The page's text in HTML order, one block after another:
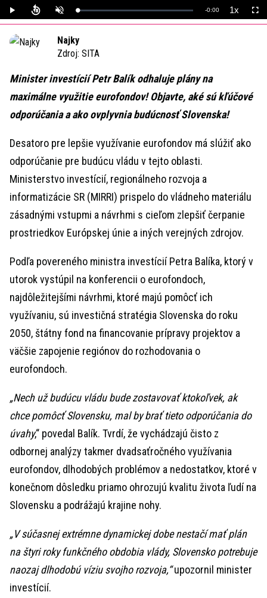
Play UnmuteLoaded:
0%
Remaining
-0:00 1xPlayback
Rate
Najky
Zdroj: SITA
Minister investícií Petr Balík odhaluje plány na
maximálne využitie eurofondov! Objavte, aké sú kľúčové
odporúčania a ako ovplyvnia budúcnosť Slovenska!
Desatoro pre lepšie využívanie eurofondov má slúžiť ako
odporúčanie pre budúcu vládu v tejto oblasti.
Ministerstvo investícií, regionálneho rozvoja a
informatizácie SR (MIRRI) prispelo do vládneho materiálu
zásadnými vstupmi a návrhmi s cieľom zlepšiť čerpanie
prostriedkov Európskej únie a iných verejných zdrojov.
Podľa povereného ministra investícií Petra Balíka, ktorý v
utorok vystúpil na konferencii o eurofondoch,
najdôležitejšími návrhmi, ktoré majú pomôcť ich
využívaniu, sú investičná stratégia Slovenska do roku
2050, štátny fond na financovanie prípravy projektov a
väčšie zapojenie regiónov do rozhodovania o
eurofondoch.
„Nech už budúcu vládu bude zostavovať ktokoľvek, ak
chce pomôcť Slovensku, mal by brať tieto odporúčania do
úvahy,“ povedal Balík. Tvrdí, že vychádzajú čisto z
odbornej analýzy takmer dvadsaťročného využívania
eurofondov, dlhodobých problémov a nedostatkov, ktoré v
konečnom dôsledku priamo ohrozujú kvalitu života ľudí na
Slovensku a podrážajú krajine nohy.
„V súčasnej extrémne dynamickej dobe nestačí mať plán
na štyri roky funkčného obdobia vlády, Slovensko potrebuje
naozaj dlhodobú víziu svojho rozvoja,“upozornil minister
investícií.